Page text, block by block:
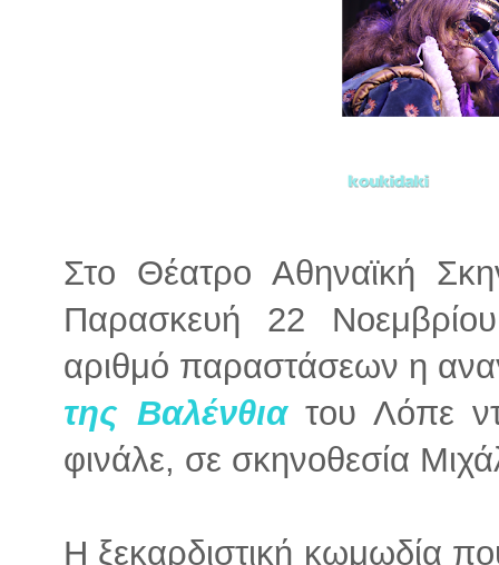
Στο Θέατρο Αθηναϊκή
Παρασκευή 22
αριθμό παραστάσεων η
της Βαλένθιατου Λόπε
φινάλε, σε σκηνοθεσία
Η ξεκαρδιστική κωμωδία